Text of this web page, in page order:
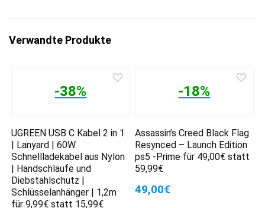
Verwandte Produkte
-38%
UGREEN USB C Kabel 2 in 1
| Lanyard | 60W
Schnellladekabel aus Nylon
| Handschlaufe und
Diebstahlschutz |
Schlüsselanhänger | 1,2m
für 9,99€ statt 15,99€
-18%
Assassin’s Creed Black Flag
Resynced – Launch Edition
ps5 -Prime für 49,00€ statt
59,99€
49,00€